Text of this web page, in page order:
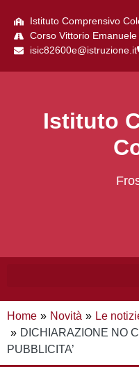
Istituto Comprensivo
Corso Vittorio
isic82600e@istruzione.it
Istituto
Home Novità
Le
DICHIARAZIONE NO
PUBBLICITA’